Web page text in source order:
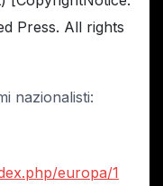
Press. All rights
nazionalisti:
europa/1